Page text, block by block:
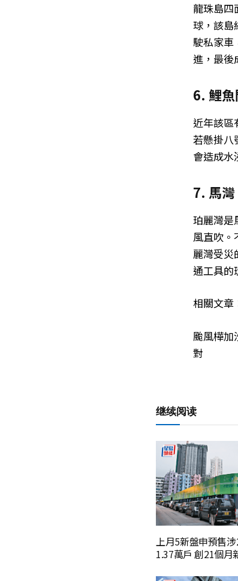
龍珠島四
球，該島
駛私家車
進，最後
6. 鯉
近年該區
若懸掛八
會造成水
7. 馬灣
珀麗灣是
風直吹。
麗灣受災
通工具的
相關文章
颱風樺加
對
继续阅读
上月5新盤申預售
1.37萬戶 創21個月